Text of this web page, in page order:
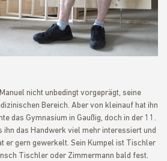
nicht unbedingt vorgeprägt, seine
Bereich. Aber von kleinauf hat ihn
das Gymnasium in Gaußig, doch in der 11.
ihn das Handwerk viel mehr interessiert und
er gern gewerkelt. Sein Kumpel ist Tischler
Tischler oder Zimmermann bald fest.